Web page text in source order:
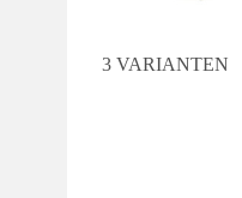
3 VARIANTEN